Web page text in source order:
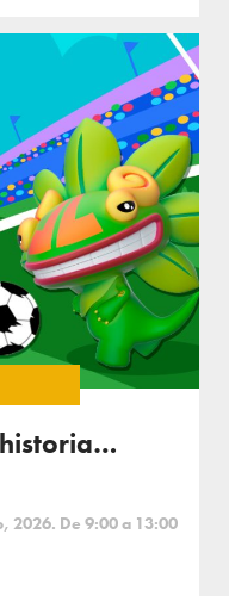
2026. De 9:00 a 13:00